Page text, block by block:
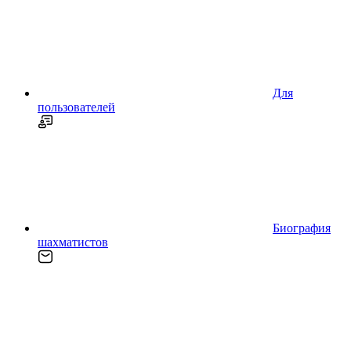
Для
пользователей
Биография
шахматистов